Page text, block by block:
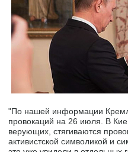
"По нашей информации
провокаций на 26 июля. В
верующих, стягиваются
активистской символикой и